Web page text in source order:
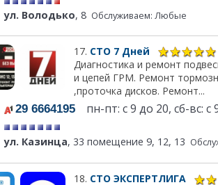
ул. Володько, 8 Обслуживаем: Любые
17. СТО 7 Дней
Диагностика и ремонт
и цепей ГРМ. Ремонт
,проточка дисков. Ремонт...
29 6664195 пн-пт: с 9 до 20, сб-вс: с
ул. Казинца, 33 помещение 9, 12, 13
18. СТО ЭКСПЕРТЛИГА